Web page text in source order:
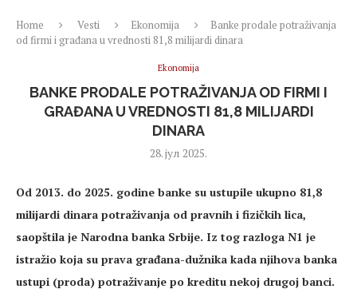
Home Vesti Ekonomija
Banke prodale potraživanja
od firmi i građana u vrednosti 81,8 milijardi dinara
Ekonomija
BANKE PRODALE POTRAŽIVANJA OD FIRMI I
GRAĐANA U VREDNOSTI 81,8 MILIJARDI
DINARA
28. јул 2025.
Od 2013. do 2025. godine banke su ustupile ukupno 81,8
milijardi dinara potraživanja od pravnih i fizičkih lica,
saopštila je Narodna banka Srbije. Iz tog razloga N1 je
istražio koja su prava građana-dužnika kada njihova banka
ustupi (proda) potraživanje po kreditu nekoj drugoj banci.